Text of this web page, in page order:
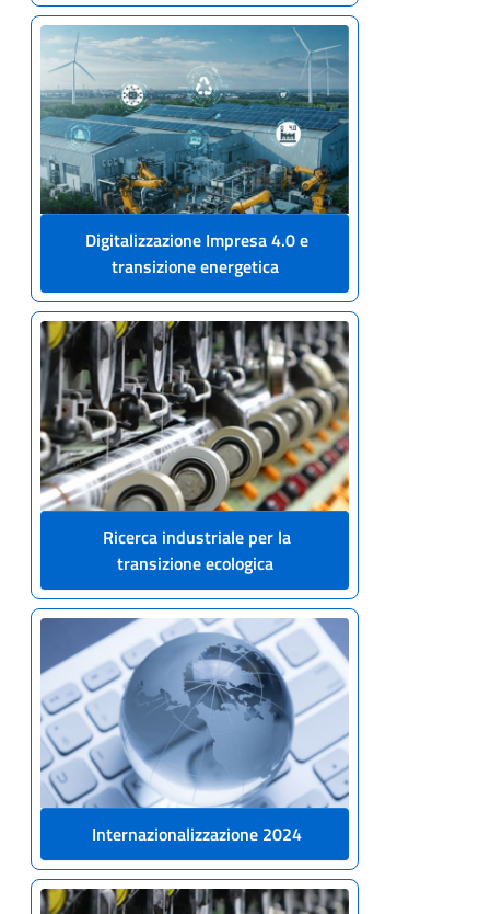
Digitalizzazione Impresa 4.0 e
transizione energetica
Ricerca industriale per la
transizione ecologica
Internazionalizzazione 2024